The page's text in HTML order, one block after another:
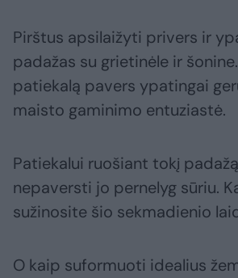
Pirštus apsilaižyti privers ir
padažas su grietinėle ir
patiekalą pavers ypatingai
maisto gaminimo entuziastė.
Patiekalui ruošiant tokį
nepaversti jo pernelyg sūriu.
sužinosite šio sekmadienio
O kaip suformuoti idealius